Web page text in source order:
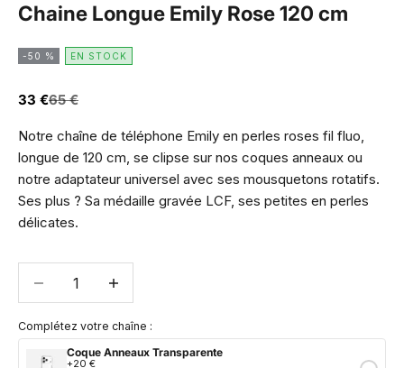
Chaine Longue Emily Rose 120 cm
-50 % EN STOCK
Prix de vente
33 €Prix normal
65 €
Notre chaîne de téléphone Emily en perles roses fil fluo,
longue de 120 cm, se clipse sur nos coques anneaux ou
notre adaptateur universel avec ses mousquetons rotatifs.
Ses plus ? Sa médaille gravée LCF, ses petites en perles
délicates.
Complétez votre chaîne :
Coque Anneaux Transparente
+20 €